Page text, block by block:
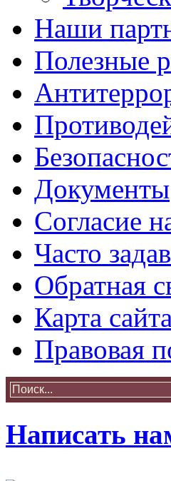
Наши
Полезные
Документы
Согласие
Часто
Обратная
Карта сайта
Правовая
Написать